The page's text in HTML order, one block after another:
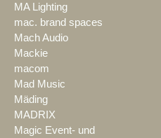
MA Lighting
mac. brand spaces
Mach Audio
Mackie
macom
Mad Music
Mäding
MADRIX
Magic Event- und